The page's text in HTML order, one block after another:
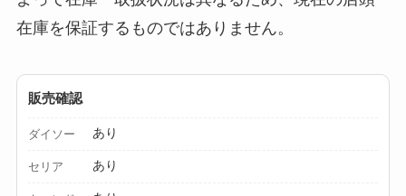
【100均】ダイソー/
ップは買える？使い
在庫を保証するものではありません。
販売確認
ダイソー あり
セリア あり